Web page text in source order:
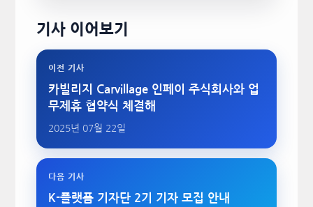
기사 이어보기
이전 기사
카빌리지 Carvillage 인페이 주식회사와 업
무제휴 협약식 체결해
2025년 07월 22일
다음 기사
K-플랫폼 기자단 2기 기자 모집 안내